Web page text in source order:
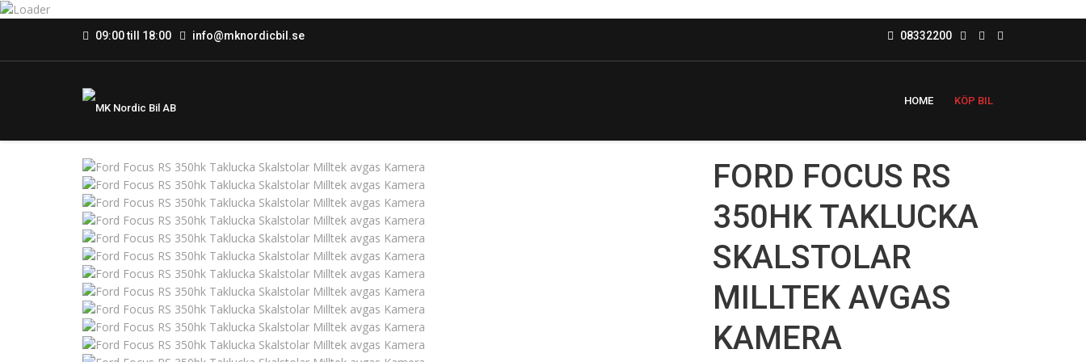
09:00 till 18:00 info@mknordicbil.se 08332200
HOME KÖP BIL
FORD FOCUS RS
350HK TAKLUCKA
SKALSTOLAR
MILLTEK AVGAS
KAMERA